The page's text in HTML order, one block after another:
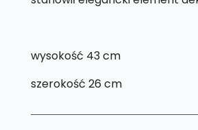
wysokość 43 cm
szerokość 26 cm